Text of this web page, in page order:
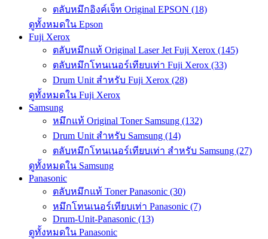
ตลับหมึกอิงค์เจ็ท Original EPSON (18)
ดูทั้งหมดใน Epson
Fuji Xerox
ตลับหมึกแท้ Original Laser Jet Fuji Xerox (145)
ตลับหมึกโทนเนอร์เทียบเท่า Fuji Xerox (33)
Drum Unit สำหรับ Fuji Xerox (28)
ดูทั้งหมดใน Fuji Xerox
Samsung
หมึกแท้ Original Toner Samsung (132)
Drum Unit สำหรับ Samsung (14)
ตลับหมึกโทนเนอร์เทียบเท่า สำหรับ Samsung (27)
ดูทั้งหมดใน Samsung
Panasonic
ตลับหมึกแท้ Toner Panasonic (30)
หมึกโทนเนอร์เทียบเท่า Panasonic (7)
Drum-Unit-Panasonic (13)
ดูทั้งหมดใน Panasonic